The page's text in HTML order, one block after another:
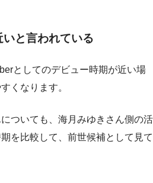
と言われている
としてのデビュー時期が近い場
くなります。
ついても、海月みゆきさん側の活
を比較して、前世候補として見て